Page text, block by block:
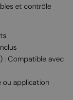
et contrôle
: Compatible avec
ou application